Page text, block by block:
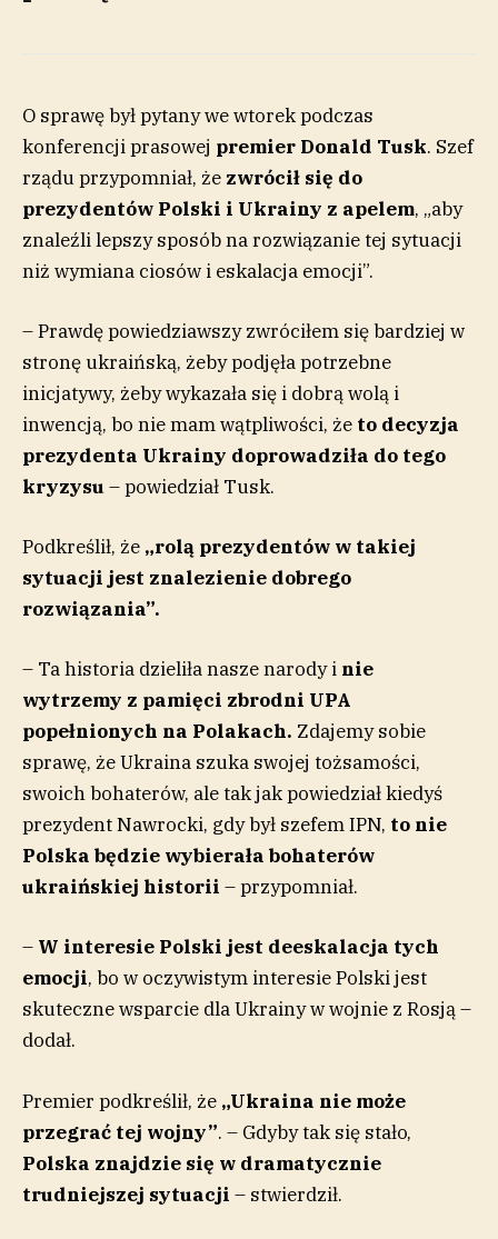
O sprawę był pytany we wtorek podczas
konferencji prasowej premier Donald Tusk. Szef
rządu przypomniał, że zwrócił się do
prezydentów Polski i Ukrainy z apelem, „aby
znaleźli lepszy sposób na rozwiązanie tej sytuacji
niż wymiana ciosów i eskalacja emocji”.
– Prawdę powiedziawszy zwróciłem się bardziej w
stronę ukraińską, żeby podjęła potrzebne
inicjatywy, żeby wykazała się i dobrą wolą i
inwencją, bo nie mam wątpliwości, że to decyzja
prezydenta Ukrainy doprowadziła do tego
kryzysu– powiedział Tusk.
Podkreślił, że „rolą prezydentów w takiej
sytuacji jest znalezienie dobrego
rozwiązania”.
– Ta historia dzieliła nasze narody i nie
wytrzemy z pamięci zbrodni UPA
popełnionych na Polakach. Zdajemy sobie
sprawę, że Ukraina szuka swojej tożsamości,
swoich bohaterów, ale tak jak powiedział kiedyś
prezydent Nawrocki, gdy był szefem IPN, to nie
Polska będzie wybierała bohaterów
ukraińskiej historii – przypomniał.
– W interesie Polski jest deeskalacja tych
emocji, bo w oczywistym interesie Polski jest
skuteczne wsparcie dla Ukrainy w wojnie z Rosją –
dodał.
Premier podkreślił, że „Ukraina nie może
przegrać tej wojny”. – Gdyby tak się stało,
Polska znajdzie się w dramatycznie
trudniejszej sytuacji – stwierdził.